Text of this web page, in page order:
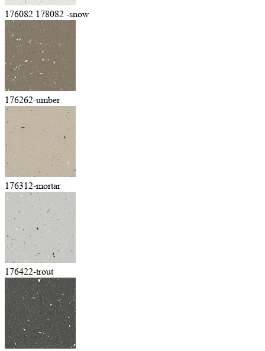
176082 178082 -snow
176262-umber
176312-mortar
176422-trout